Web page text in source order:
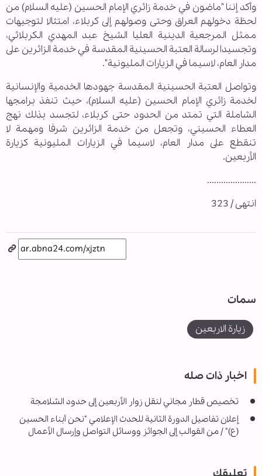
وأكد إننا "ماضون في خدمة زائري الإمام الحسين (عليه السلام) من
لحظة دخولهم العراق وحتى وصولهم إلى كربلاء، امتثالا لتوجيهات
ممثل المرجعية الدينية العليا الشيخ عبد المهدي الكربلائي،
وتجسيدا لرسالة العتبة الحسينية المقدسة في خدمة الزائرين على
مدار العام، لاسيما في الزيارات المليونية".
وتواصل العتبة الحسينية المقدسة جهودها الخدمية والإنسانية
لخدمة زائري الإمام الحسين (عليه السلام)، حيث تنفذ برامجها
الشاملة التي تمتد من الحدود حتى كربلاء، لتجسد بذلك نهج
العطاء الحسيني، وتجعل من خدمة الزائرين شرفا ومهمة لا
تنقطع على مدار العام، لاسيما في الزيارات المليونية كزيارة
الأربعين.
.....................
انتهى / 323
سمات
زيارة الاربعين
اخبار ذات صله
تخصیص قطار مجاني لنقل زوار الأربعين إلى حدود الشلامجة
إعلان تفاصيل الدورة الثانية للحدث الإعلامي "نحن أبناء الحسين
(ع)" / من القوالب إلى الجوائز ووسائل التواصل وإرسال الأعمال